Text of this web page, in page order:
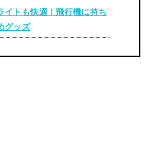
イトも快適！飛行機に持ち
グッズ